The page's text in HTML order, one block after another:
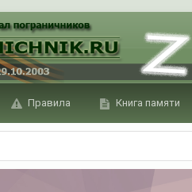
Правила Книга памяти